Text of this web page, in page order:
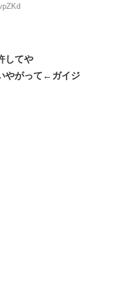
してや
やがって←ガイジ